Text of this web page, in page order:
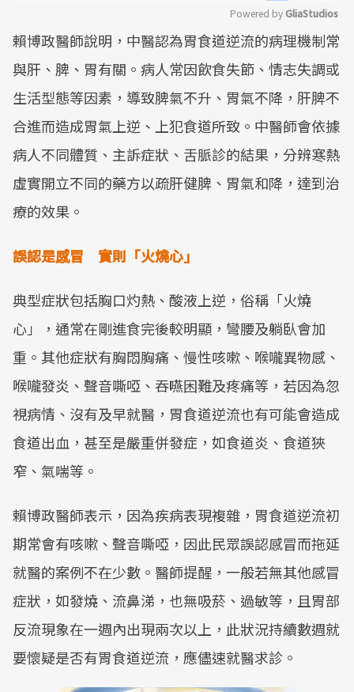
Mute
Powered by GliaStudios
賴博政醫師說明，中醫認為胃食道逆流的病理機制常
與肝、脾、胃有關。病人常因飲食失節、情志失調或
生活型態等因素，導致脾氣不升、胃氣不降，肝脾不
合進而造成胃氣上逆、上犯食道所致。中醫師會依據
病人不同體質、主訴症狀、舌脈診的結果，分辨寒熱
虛實開立不同的藥方以疏肝健脾、胃氣和降，達到治
療的效果。
誤認是感冒 實則「火燒心」
典型症狀包括胸口灼熱、酸液上逆，俗稱「火燒
心」，通常在剛進食完後較明顯，彎腰及躺臥會加
重。其他症狀有胸悶胸痛、慢性咳嗽、喉嚨異物感、
喉嚨發炎、聲音嘶啞、吞嚥困難及疼痛等，若因為忽
視病情、沒有及早就醫，胃食道逆流也有可能會造成
食道出血，甚至是嚴重併發症，如食道炎、食道狹
窄、氣喘等。
賴博政醫師表示，因為疾病表現複雜，胃食道逆流初
期常會有咳嗽、聲音嘶啞，因此民眾誤認感冒而拖延
就醫的案例不在少數。醫師提醒，一般若無其他感冒
症狀，如發燒、流鼻涕，也無吸菸、過敏等，且胃部
反流現象在一週內出現兩次以上，此狀況持續數週就
要懷疑是否有胃食道逆流，應儘速就醫求診。